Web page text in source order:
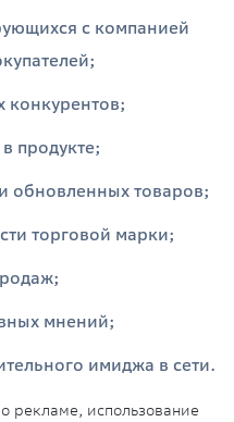
с компанией
конкурентов;
продукте;
обновленных товаров;
торговой марки;
мнений;
имиджа в сети.
рекламе, использование